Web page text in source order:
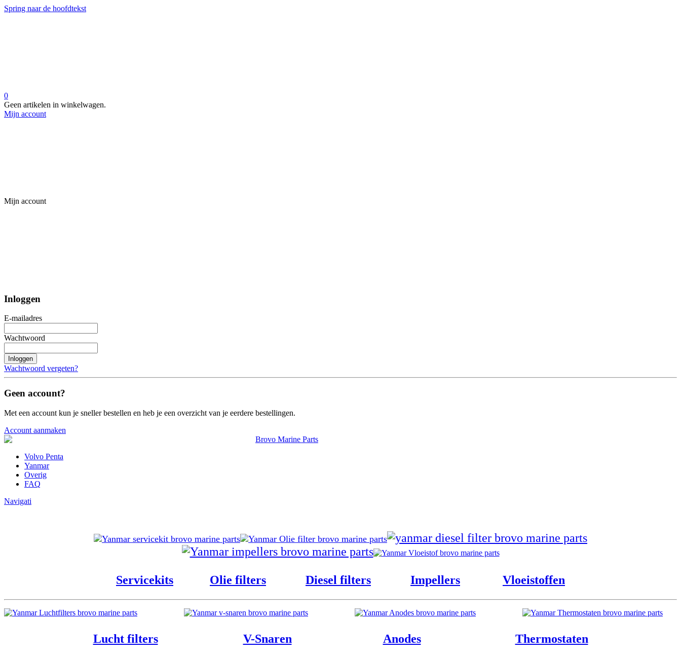
Spring naar de hoofdtekst
0
Geen artikelen in winkelwagen.
Mijn account
Mijn account
Inloggen
E-mailadres
Wachtwoord
Inloggen
Wachtwoord vergeten?
Geen account?
Met een account kun je sneller bestellen en heb je een overzicht van je eerdere bestellingen.
Account aanmaken
Volvo Penta
Yanmar
Overig
FAQ
Navigati
Servicekits Olie filters Diesel filters Impellers Vloeistoffen
Lucht filters V-Snaren Anodes Thermostaten